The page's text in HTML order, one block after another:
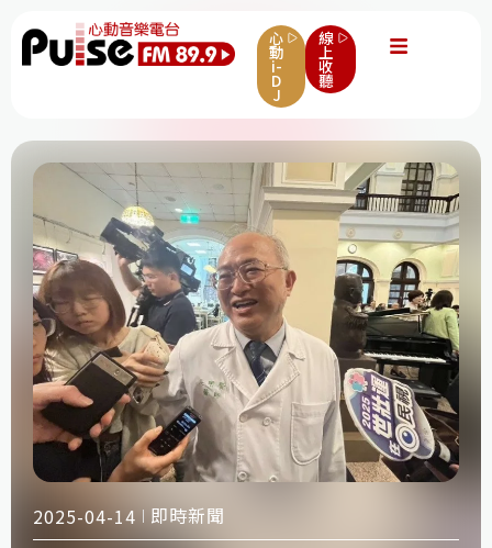
心
動
i-
D
J
線
上
收
聽
2025-04-14 即時新聞